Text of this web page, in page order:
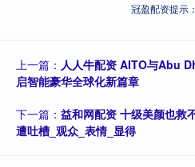
冠盈配资提示
上一篇： 人人牛配资 AITO与Abu
启智能豪华全球化新篇章
下一篇： 益和网配资 十级美颜也救
遭吐槽_观众_表情_显得